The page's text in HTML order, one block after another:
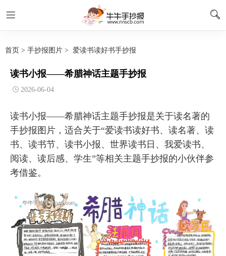
首页 > 手抄报图片 > 爱读书读好书手抄报
读书小报——希腊神话主题手抄报
2026-06-04
读书小报——希腊神话主题手抄报是关于读名著的
手抄报图片，适合关于“爱读书读好书、读名著、读
书、读书节、读书小报、世界读书日、我爱读书、
阅读、读后感、学生”等相关主题手抄报的小伙伴参
考借鉴。